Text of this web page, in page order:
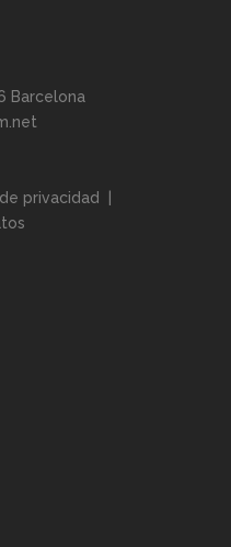
Barcelona
privacidad